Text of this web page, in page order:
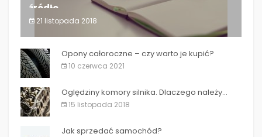
źródło...
21 listopada 2018
Rozkodowanie numeru VIN. Podstawowe źródło...
Opony całoroczne – czy warto je kupić?
10 czerwca 2021
Oględziny komory silnika. Dlaczego należy...
15 listopada 2018
Jak sprzedać samochód?